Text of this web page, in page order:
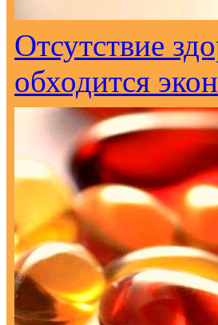
Отсутствие
обходится